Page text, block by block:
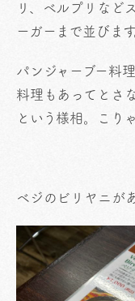
リ、ベルプリなど
ーガーまで並びます
パンジャーブー料
料理もあってとさ
という様相。こり
ベジのビリヤニが